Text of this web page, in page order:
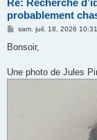
Re: Recherche
probablement
M
s
g
e
sam. juil. 18, 2026
Bonsoir,
Une photo de Jules